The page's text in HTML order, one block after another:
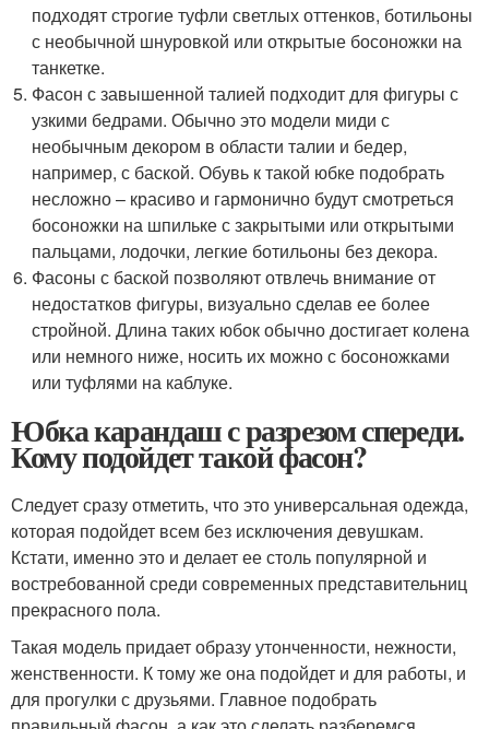
подходят строгие туфли светлых оттенков, ботильоны
с необычной шнуровкой или открытые босоножки на
танкетке.
Фасон с завышенной талией подходит для фигуры с
узкими бедрами. Обычно это модели миди с
необычным декором в области талии и бедер,
например, с баской. Обувь к такой юбке подобрать
несложно – красиво и гармонично будут смотреться
босоножки на шпильке с закрытыми или открытыми
пальцами, лодочки, легкие ботильоны без декора.
Фасоны с баской позволяют отвлечь внимание от
недостатков фигуры, визуально сделав ее более
стройной. Длина таких юбок обычно достигает колена
или немного ниже, носить их можно с босоножками
или туфлями на каблуке.
Юбка карандаш с разрезом спереди.
Кому подойдет такой фасон?
Следует сразу отметить, что это универсальная одежда,
которая подойдет всем без исключения девушкам.
Кстати, именно это и делает ее столь популярной и
востребованной среди современных представительниц
прекрасного пола.
Такая модель придает образу утонченности, нежности,
женственности. К тому же она подойдет и для работы, и
для прогулки с друзьями. Главное подобрать